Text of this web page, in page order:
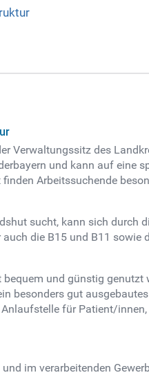
Verwaltungssitz des
und kann auf eine
Arbeitssuchende
sucht, kann sich durch
die B15 und B11
und günstig
besonders gut
für Patient/
im verarbeitenden